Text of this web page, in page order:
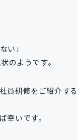
い」
のようです。
員研修をご紹介する
幸いです。